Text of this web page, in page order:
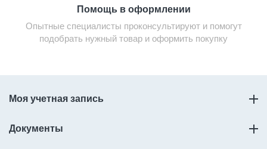
Помощь в оформлении
Опытные специалисты проконсультируют и помогут
подобрать нужный товар и оформить покупку
Моя учетная запись
Документы